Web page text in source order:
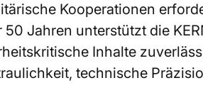
Kooperationen
Jahren unterstützt die
Inhalte
technische